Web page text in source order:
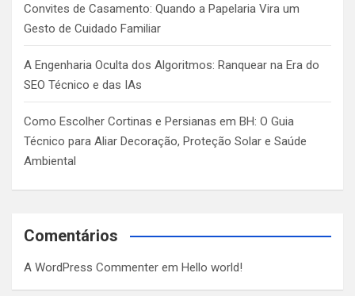
Convites de Casamento: Quando a Papelaria Vira um
Gesto de Cuidado Familiar
A Engenharia Oculta dos Algoritmos: Ranquear na Era do
SEO Técnico e das IAs
Como Escolher Cortinas e Persianas em BH: O Guia
Técnico para Aliar Decoração, Proteção Solar e Saúde
Ambiental
Comentários
A WordPress Commenter em Hello world!